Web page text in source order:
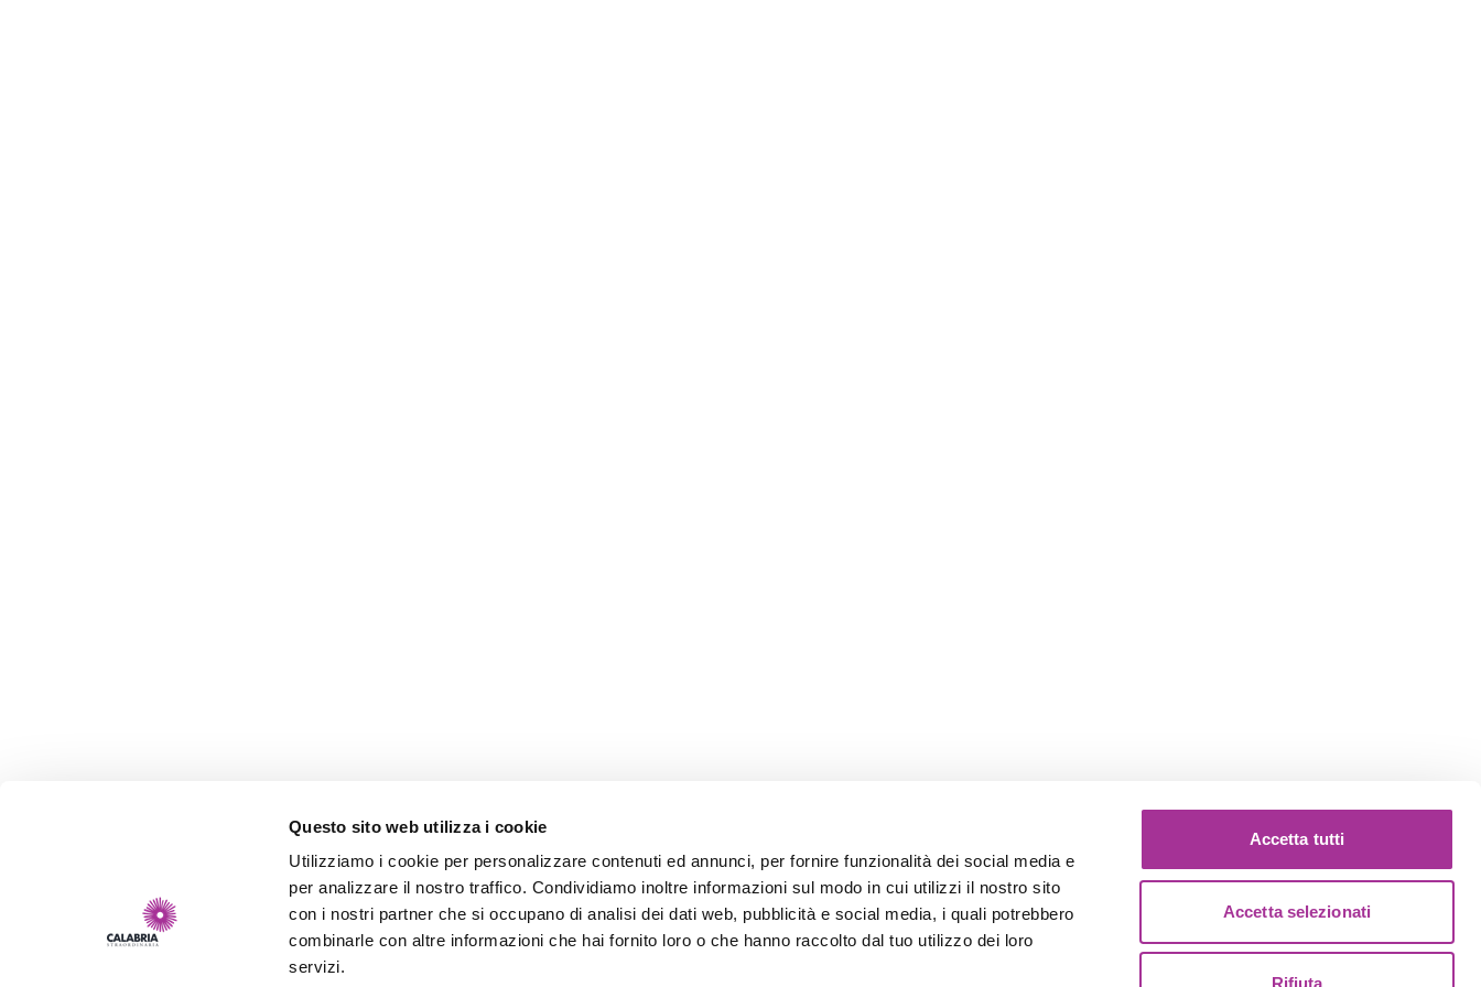
Questo sito web utilizza i cookie
Utilizziamo i cookie per personalizzare contenuti ed annunci, per fornire funzionalità dei social media e
per analizzare il nostro traffico. Condividiamo inoltre informazioni sul modo in cui utilizzi il nostro sito
con i nostri partner che si occupano di analisi dei dati web, pubblicità e social media, i quali potrebbero
combinarle con altre informazioni che hai fornito loro o che hanno raccolto dal tuo utilizzo dei loro
servizi.
Accetta tutti
Accetta selezionati
Rifiuta